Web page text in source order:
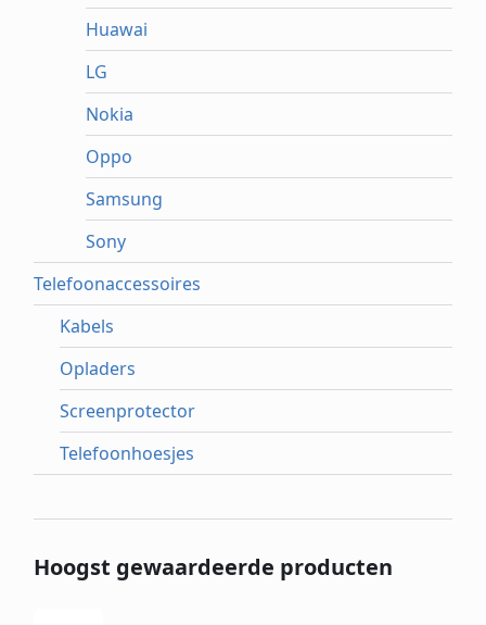
Huawai
LG
Nokia
Oppo
Samsung
Sony
Telefoonaccessoires
Kabels
Opladers
Screenprotector
Telefoonhoesjes
Hoogst gewaardeerde producten